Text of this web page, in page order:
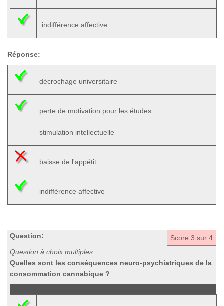
indifférence affective
Réponse:
décrochage universitaire
perte de motivation pour les études
stimulation intellectuelle
baisse de l'appétit
indifférence affective
Score 3 sur 4
Question:
Question à choix multiples
Quelles sont les conséquences neuro-psychiatriques de la
consommation cannabique ?